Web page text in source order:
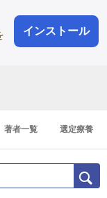
インストール
登録
登録1分
著者一覧 選定療養